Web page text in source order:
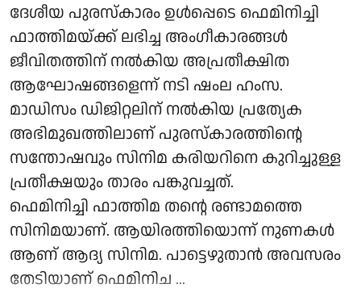
ദേശീയ പുരസ്‌കാരം ഉള്‍പ്പെടെ ഫെമിനിച്ചി
ഫാത്തിമയ്ക്ക് ലഭിച്ച അംഗീകാരങ്ങള്‍
ജീവിതത്തിന് നല്‍കിയ അപ്രതീക്ഷിത
ആഘോഷങ്ങളെന്ന് നടി ഷംല ഹംസ.
മാഡിസം ഡിജിറ്റലിന് നല്‍കിയ പ്രത്യേക
അഭിമുഖത്തിലാണ് പുരസ്‌കാരത്തിന്റെ
സന്തോഷവും സിനിമ കരിയറിനെ കുറിച്ചുള്ള
പ്രതീക്ഷയും താരം പങ്കുവച്ചത്.
ഫെമിനിച്ചി ഫാത്തിമ തന്റെ രണ്ടാമത്തെ
സിനിമയാണ്. ആയിരത്തിയൊന്ന് നുണകള്‍
ആണ് ആദ്യ സിനിമ. പാട്ടെഴുതാന്‍ അവസരം
തേടിയാണ് ഫെമിനിച ...